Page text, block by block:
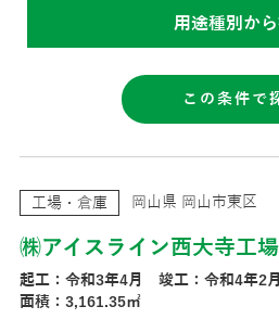
用途種別か
工場・倉庫 岡山県 岡山市東区
㈱アイスライン西大寺工
起工：令和3年4月 竣工：令和4年
面積：3,161.35㎡